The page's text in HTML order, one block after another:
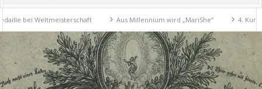
Weltmeisterschaft Aus Millennium wird „MariShe“ 4. Kunstfest